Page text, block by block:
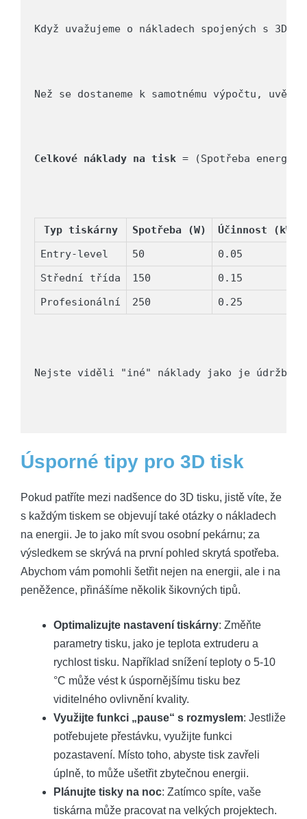
Když uvažujeme o nákladech spojených s
Než se dostaneme k samotnému výpočtu,
Celkové náklady na tisk = (Spotřeba energie
Typ tiskárny Spotřeba (W)
Účinnost (kWh/
Entry-level
50
0.05
Střední třída
150
0.15
Profesionální
250 0.25
Nejste viděli "iné" náklady jako je údržba
Úsporné tipy pro 3D tisk
Pokud patříte mezi nadšence do 3D tisku, jistě víte,‍ že
⁣s každým⁢ tiskem se objevují také otázky o nákladech
na energii. Je to jako mít svou osobní pekárnu; za
výsledkem se skrývá na první pohled ⁤skrytá spotřeba.
Abychom vám pomohli ⁢šetřit nejen na energii, ale i na
peněžence, přinášíme několik šikovných tipů.
Optimalizujte nastavení tiskárny: ‌Změňte
parametry tisku, ⁣jako je teplota extruderu a
rychlost tisku. Například snížení teploty o 5-10
°C‌ může vést k úspornějšímu tisku bez
viditelného⁢ ovlivnění kvality.
Využijte funkci „pause“‌ s rozmyslem: Jestliže
potřebujete ‍přestávku, využijte funkci
pozastavení. ​Místo ​toho, abyste ⁢tisk⁤ zavřeli
úplně, to může ušetřit zbytečnou ⁣energii.
Plánujte tisky na noc: Zatímco spíte, vaše
tiskárna může pracovat na velkých projektech.